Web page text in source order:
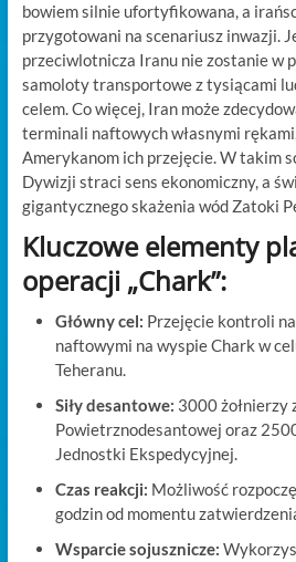
bowiem silnie ufortyfikowana, a
przygotowani na scenariusz inwazji.
przeciwlotnicza Iranu nie zostanie w
samoloty transportowe z tysiącami
celem. Co więcej, Iran może
terminali naftowych własnymi
Amerykanom ich przejęcie. W takim
Dywizji straci sens ekonomiczny, a
gigantycznego skażenia wód Zatoki
Kluczowe elementy
operacji „Chark”:
Główny cel: Przejęcie kontroli
naftowymi na wyspie Chark w
Teheranu.
Siły desantowe: 3000 żołnierzy
Powietrznodesantowej oraz
Jednostki Ekspedycyjnej.
Czas reakcji: Możliwość
godzin od momentu
Wsparcie sojusznicze: